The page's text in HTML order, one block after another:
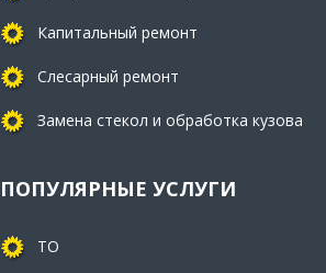
Капитальный ремонт
Слесарный ремонт
Замена стекол и обработка кузова
ПОПУЛЯРНЫЕ УСЛУГИ
ТО